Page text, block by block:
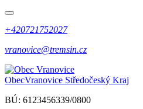
+420721752027
vranovice@tremsin.cz
ObecVranovice Středočeský Kraj
BÚ: 6123456339/0800